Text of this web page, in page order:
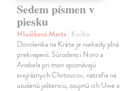
Sedem písmen v
piesku
Hlušíková Marta| Kniha
Dovolenka na Kréte je niekedy plná
prekvapení. Súrodenci Noro a
Anabela pri mori spoznávajú
svojráznych Chrtovcov, natrafia na
usušenú jaštericu, zaujmú ich Uwe a